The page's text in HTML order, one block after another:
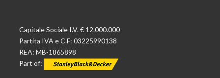
Capitale Sociale I.V. € 12.000.000
Partita IVA e C.F: 03225990138
REA: MB-1865898
Part of: